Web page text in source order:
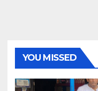
YOU MISSED